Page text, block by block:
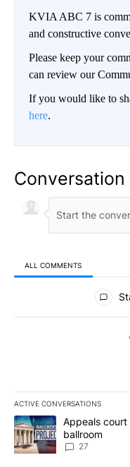
KVIA ABC 7 is
and constructive
Please keep your
can review our
If you would like to
here.
Conversation
ALL COMMENTS
All Comments
ACTIVE CONVERSATIONS
The following is a list of
A trending article titled
Appeals
ballroom
27